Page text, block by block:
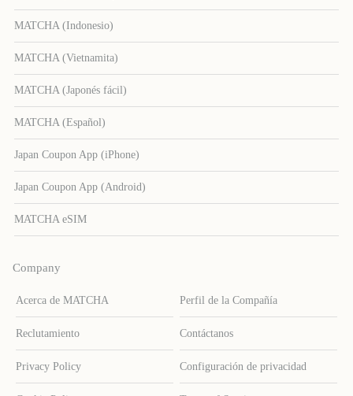
MATCHA (Indonesio)
MATCHA (Vietnamita)
MATCHA (Japonés fácil)
MATCHA (Español)
Japan Coupon App (iPhone)
Japan Coupon App (Android)
MATCHA eSIM
Company
Acerca de MATCHA Perfil de la Compañía
Reclutamiento Contáctanos
Privacy Policy Configuración de privacidad